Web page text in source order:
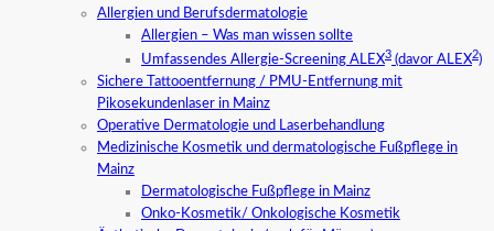
Allergien und Berufsdermatologie
Allergien – Was man wissen sollte
Umfassendes Allergie-Screening ALEX3 (davor ALEX2)
Sichere Tattooentfernung / PMU-Entfernung mit
Pikosekundenlaser in Mainz
Operative Dermatologie und Laserbehandlung
Medizinische Kosmetik und dermatologische Fußpflege in
Mainz
Dermatologische Fußpflege in Mainz
Onko-Kosmetik/ Onkologische Kosmetik